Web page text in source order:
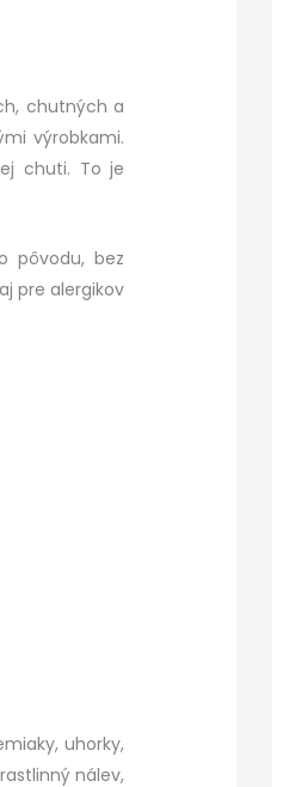
chutných a
výrobkami.
chuti. To je
pôvodu, bez
pre alergikov
uhorky,
nálev,